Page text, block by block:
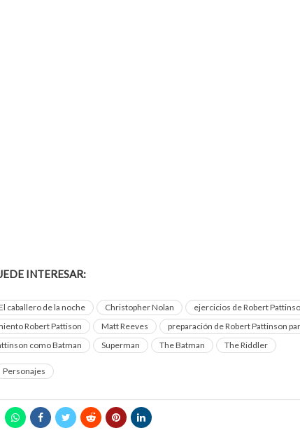
INTERESAR:
caballero de la noche Christopher Nolan ejercicios de Robert
Robert Pattison
Matt Reeves preparación de Robert Pattinson
como Batman
Superman The Batman The Riddler
Personajes